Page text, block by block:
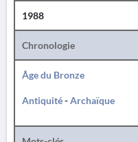
1988
Chronologie
Âge du Bronze
Antiquité-Archaïque